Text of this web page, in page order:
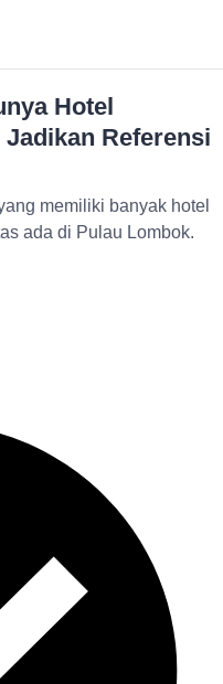
Hotel
Referensi
memiliki banyak hotel
ada di Pulau Lombok.